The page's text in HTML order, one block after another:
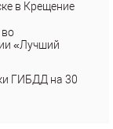
в Крещение
во
«Лучший
ГИБДД на 30